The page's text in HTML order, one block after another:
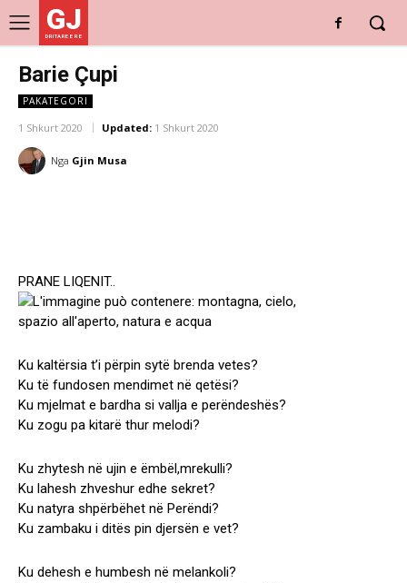
GJ
DRITARE E RE
Barie Çupi
PAKATEGORI
1 Shkurt 2020 Updated: 1 Shkurt 2020
Nga Gjin Musa
PRANE LIQENIT..
Ku kaltërsia t’i përpin sytë brenda vetes?
Ku të fundosen mendimet në qetësi?
Ku mjelmat e bardha si vallja e perëndeshës?
Ku zogu pa kitarë thur melodi?
Ku zhytesh në ujin e ëmbël,mrekulli?
Ku lahesh zhveshur edhe sekret?
Ku natyra shpërbëhet në Perëndi?
Ku zambaku i ditës pin djersën e vet?
Ku dehesh e humbesh në melankoli?